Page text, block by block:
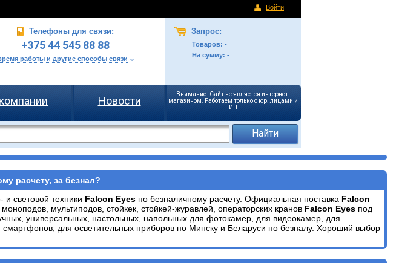
Войти
Телефоны для связи:
+375 44 545 88 88
работы и другие способы связи
Запрос:
Товаров: -
На сумму: -
Новости
Внимание. Сайт не является интернет-
магазином. Работаем только с юр. лицами и
ИП
расчету, за безнал?
световой техники Falcon Eyes по безналичному расчету. Официальная поставка Falcon
мультиподов, стойкек, стойкей-журавлей, операторских кранов Falcon Eyes под
универсальных, настольных, напольных для фотокамер, для видеокамер, для
для осветительных приборов по Минску и Беларуси по безналу. Хороший выбор